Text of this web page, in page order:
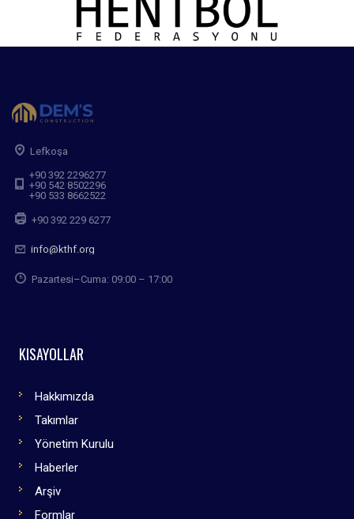
Lefkoşa
+90 392 2296277
+90 542 8502296
+90 533 8662522
+90 392 229 6277
info@kthf.org
Pazartesi–Cuma: 09:00 – 17:00
KISAYOLLAR
Hakkımızda
Takımlar
Yönetim Kurulu
Haberler
Arşiv
Formlar